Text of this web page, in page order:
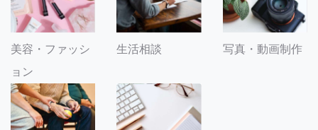
美容・ファッシ
ョン
生活相談 写真・動画制作